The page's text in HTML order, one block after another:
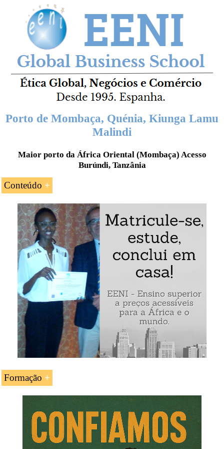
Porto de Mombaça, Quénia, Kiunga Lamu
Malindi
Maior porto da África Oriental (Mombaça) Acesso
Burúndi, Tanzânia
Conteúdo
Introdução ao Porto de Mombaça (Quénia)
O maior porto do leste de África
A porta de entrada a Burúndi, RD Congo, Etiópia,
Ruanda, Sudão, Sudão do Sul, Somália, Tanzânia
Outros portos do Quénia: Kiunga, Lamu, Malindi.
Porto de Mombaça (Quénia):
Formação
Porto de Mombaça (Quénia)»
é estudada nos
seguintes programas ministrados pela EENI Global
Business School:
Cursos de Logística :Transporte na África,transporte